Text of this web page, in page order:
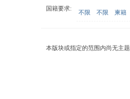
国籍要求:
不限 不限 柬籍
本版块或指定的范围内尚无主题